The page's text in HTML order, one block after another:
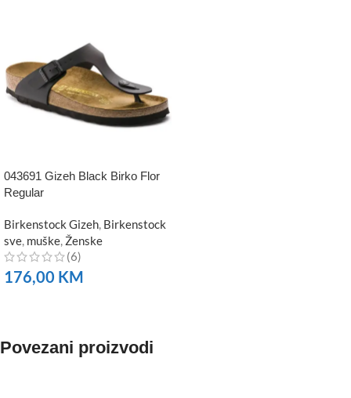
043691 Gizeh Black Birko Flor
Regular
Birkenstock Gizeh Birkenstock
sve muške Ženske
(6)
176,00 KM
Povezani proizvodi